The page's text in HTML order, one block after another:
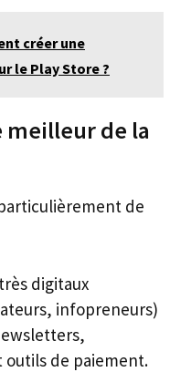
créer une
le Play Store ?
de la
de
digitaux
infopreneurs)
outils de paiement.